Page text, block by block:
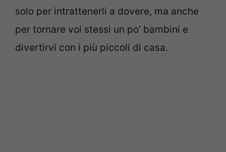
solo per intrattenerli a dovere, ma anche
per tornare voi stessi un po’ bambini e
divertirvi con i più piccoli di casa.